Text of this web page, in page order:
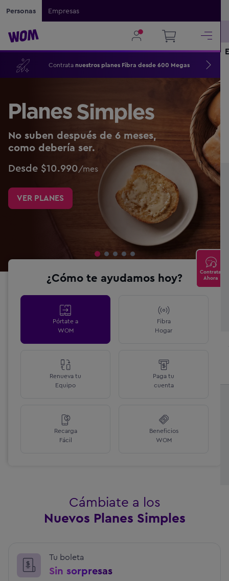
Personas Empresas
Contratanuestros planes Fibra desde 600 Megas
No suben después de 6 meses,
como debería ser.
Desde $10.990/mes
VER PLANES
¿Cómo te ayudamos hoy?
Pórtate a
WOM
Fibra
Hogar
Renueva tu
Equipo
Paga tu
cuenta
Recarga
Fácil
Beneficios
WOM
Cámbiate a los
Nuevos Planes Simples
Tu boleta
Sin sorpresas
Contrata
Ahora